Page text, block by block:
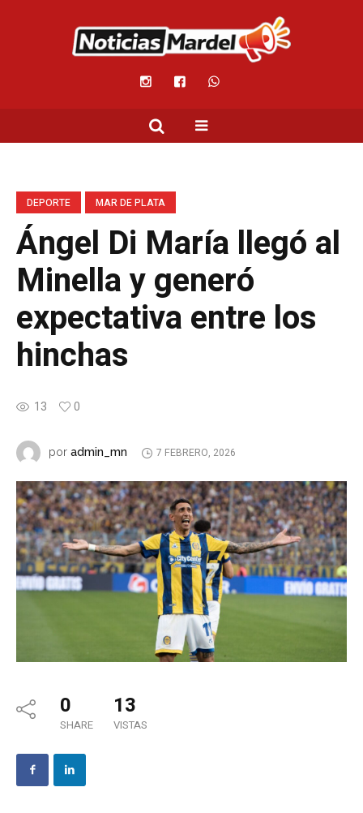
DEPORTE MAR DE PLATA
Ángel Di María llegó al
Minella y generó
expectativa entre los
hinchas
13 0
por admin_mn 7 FEBRERO, 2026
0
SHARE
13
VISTAS